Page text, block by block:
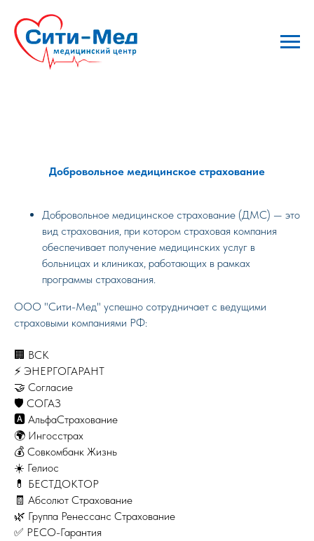
Добровольное медицинское страхование
Добровольное медицинское страхование (ДМС) — это
вид страхования, при котором страховая компания
обеспечивает получение медицинских услуг в
больницах и клиниках, работающих в рамках
программы страхования.
ОOO "Сити-Мед" успешно сотрудничает с ведущими
страховыми компаниями РФ:
🏢 ВСК
⚡ ЭНЕРГОГАРАНТ
🤝 Согласие
🛡️ СОГАЗ
🅰️ АльфаСтрахование
🌍 Ингосстрах
💰 Совкомбанк Жизнь
☀️ Гелиос
💊 БЕСТДОКТОР
🧾 Абсолют Страхование
🌿 Группа Ренессанс Страхование
✅ РЕСО-Гарантия